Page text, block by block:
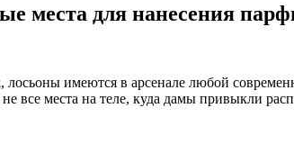
места для нанесения
лосьоны имеются в арсенале любой
не все места на теле, куда дамы привыкли